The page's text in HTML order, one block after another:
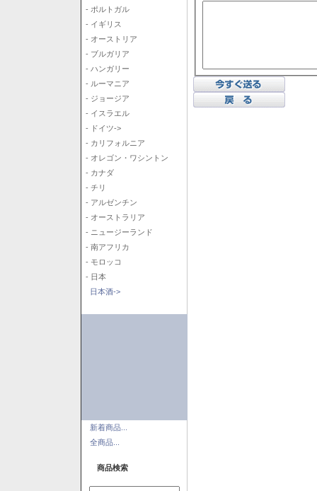
- ポルトガル
- イギリス
- オーストリア
- ブルガリア
- ハンガリー
- ルーマニア
- ジョージア
- イスラエル
- ドイツ->
- カリフォルニア
- オレゴン・ワシントン
- カナダ
- チリ
- アルゼンチン
- オーストラリア
- ニュージーランド
- 南アフリカ
- モロッコ
- 日本
日本酒->
新着商品...
全商品...
商品検索